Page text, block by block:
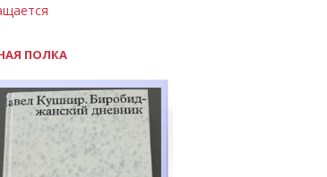
ПОЛКА